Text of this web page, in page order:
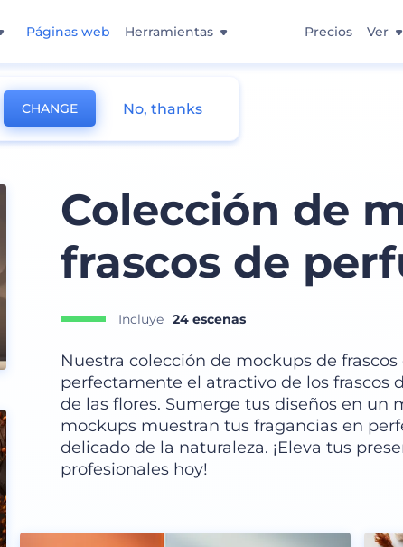
Páginas web Herramientas Precios Ver
Colección de
frascos de
Incluye 24 escenas
Nuestra colección de mockups de
perfectamente el atractivo de los frascos
de las flores. Sumerge tus diseños en un
mockups muestran tus fragancias en
delicado de la naturaleza. ¡Eleva tus
profesionales hoy!
CHANGE No, thanks